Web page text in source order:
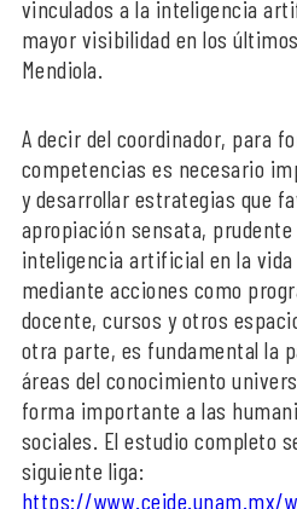
vinculados a la inteligencia
mayor visibilidad en los
Mendiola.
A decir del coordinador, para
competencias es necesario
y desarrollar estrategias que
apropiación sensata,
inteligencia artificial en la
mediante acciones como
docente, cursos y otros
otra parte, es fundamental la
áreas del conocimiento
forma importante a las
sociales. El estudio completo
siguiente liga:
https://www.ceide.unam.mx/